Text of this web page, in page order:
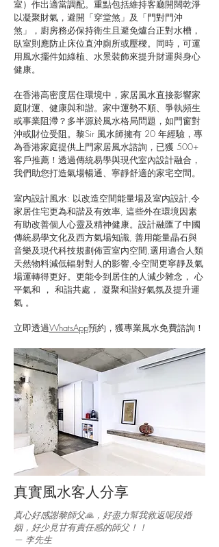
室）作出適當調配。重點包括維持客廳開闊乾淨
以凝聚財氣，避開「穿堂煞」及「門對門沖
煞」，廚房務必保持衛生且避免爐台正對水槽，
臥室則應防止床位直沖廁所或壓樑。同時，可運
用風水擺件如綠植、水景裝飾來提升財運與身心
健康。
在香港高密度居住環境中，家居風水直接影響家
庭財運、健康與和諧。家中運勢不順、爭執頻生
或事業阻滯？多半源於風水格局問題，如門窗對
沖或財位受阻。黎Sir 風水師擁有 20 年經驗，專
為香港家庭提供上門家居風水諮詢，已獲 500+
客戶推薦！透過傳統易學與現代室內設計融合，
我們助您打造氣場暢通、寧靜舒適的家宅空間。
室內設計風水: 以改造空間能量場及室內設計,令
家居住宅更為和諧及有效率, 這些外在環境因素
有助改善個人心靈及精神健康。設計融匯了中國
傳統易學文化及西方氣場知識, 善用能量晶石與
音樂及現代科技規劃佈置室內空間,選用適合人類
天然物料減低輻射對人的影響,令空間更寧靜及氣
場運轉得更好。更能令到居住的人減少雜念， 心
平氣和 ， 和詣共處， 凝聚和諧好氣氛及提升運
氣 。
立即透過WhatsApp預約，獲專業風水免費諮詢！
真實風水客人分享
真心好感謝黎師父🙏，好盡力幫我救返呢段婚
姻，好少見甘有責任感的師父！！
— 李先生